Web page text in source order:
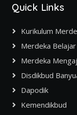
Quick Links
Kurikulum
Merdeka Belajar
Merdeka
Disdikbud
Dapodik
Kemendikbud